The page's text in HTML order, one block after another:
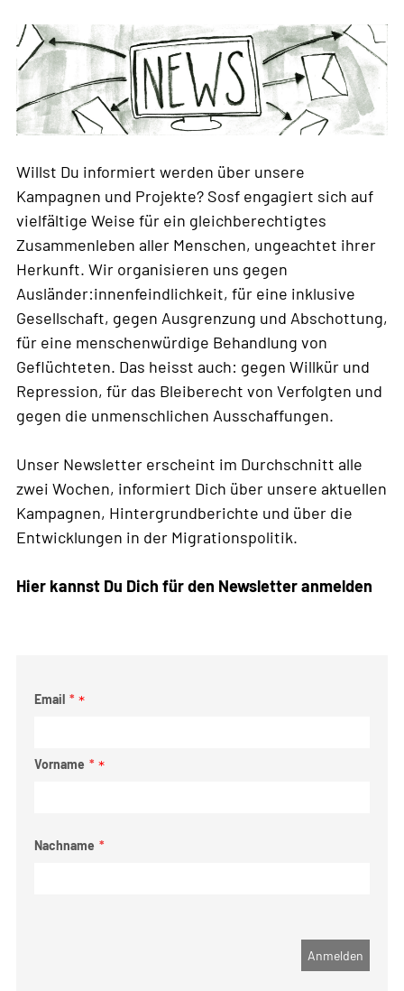
Willst Du informiert werden über unsere
Kampagnen und Projekte? Sosf engagiert sich auf
vielfältige Weise für ein gleichberechtigtes
Zusammenleben aller Menschen, ungeachtet ihrer
Herkunft. Wir organisieren uns gegen
Ausländer:innenfeindlichkeit, für eine inklusive
Gesellschaft, gegen Ausgrenzung und Abschottung,
für eine menschenwürdige Behandlung von
Geflüchteten. Das heisst auch: gegen Willkür und
Repression, für das Bleiberecht von Verfolgten und
gegen die unmenschlichen Ausschaffungen.
Unser Newsletter erscheint im Durchschnitt alle
zwei Wochen, informiert Dich über unsere aktuellen
Kampagnen, Hintergrundberichte und über die
Entwicklungen in der Migrationspolitik.
Hier kannst Du Dich für den Newsletter anmelden
Email *
Vorname *
Nachname